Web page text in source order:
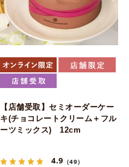
【店舗受取】セミオーダーケー
キ(チョコレートクリーム＋フル
ーツミックス) 12cm
4.9 （49）